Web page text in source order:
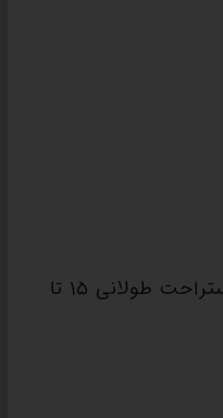
بعد از ۴ پومودورو، یک استراحت طولانی ۱۵ تا